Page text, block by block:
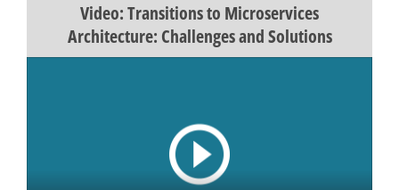
Video: Transitions to Microservices
Architecture: Challenges and Solutions